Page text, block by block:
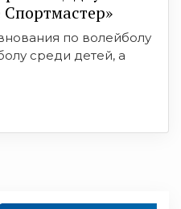
по волейболу
среди детей, а